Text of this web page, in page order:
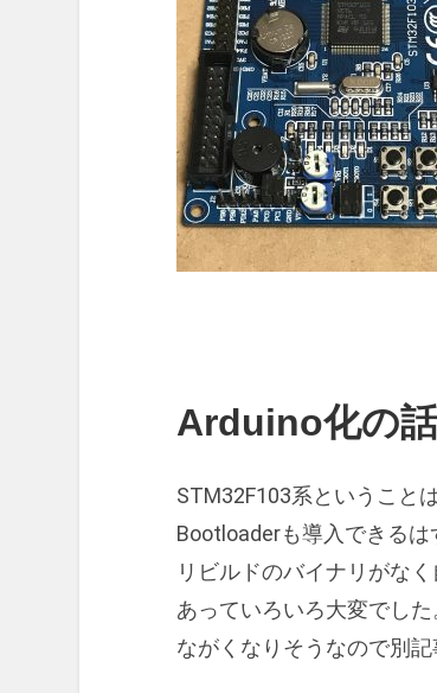
Arduino化の話
STM32F103系ということ
Bootloaderも導入できる
リビルドのバイナリがな
あっていろいろ大変でした
ながくなりそうなので別記